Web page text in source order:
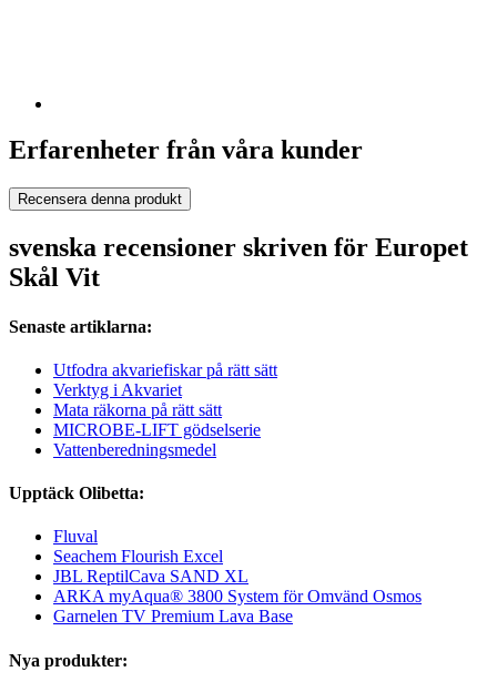
Erfarenheter från våra kunder
Recensera denna produkt
svenska recensioner skriven för Europet
Skål Vit
Senaste artiklarna:
Utfodra akvariefiskar på rätt sätt
Verktyg i Akvariet
Mata räkorna på rätt sätt
MICROBE-LIFT gödselserie
Vattenberedningsmedel
Upptäck Olibetta:
Fluval
Seachem Flourish Excel
JBL ReptilCava SAND XL
ARKA myAqua® 3800 System för Omvänd Osmos
Garnelen TV Premium Lava Base
Nya produkter: